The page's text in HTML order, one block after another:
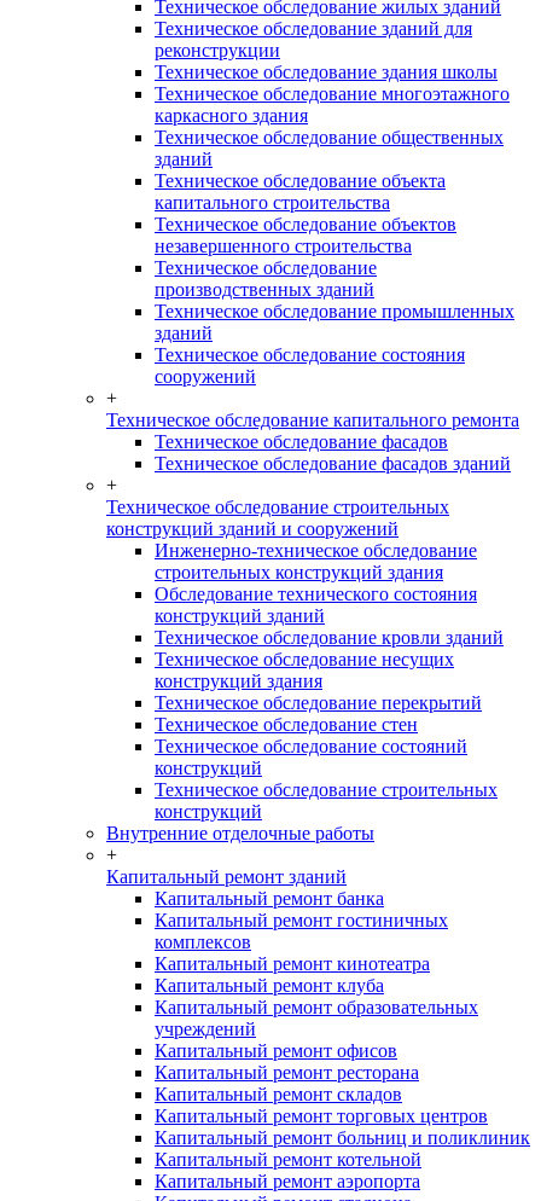
Техническое обследование жилых зданий
Техническое обследование зданий для
реконструкции
Техническое обследование здания школы
Техническое обследование многоэтажного
каркасного здания
Техническое обследование общественных
зданий
Техническое обследование объекта
капитального строительства
Техническое обследование объектов
незавершенного строительства
Техническое обследование
производственных зданий
Техническое обследование промышленных
зданий
Техническое обследование состояния
сооружений
+
Техническое обследование капитального ремонта
Техническое обследование фасадов
Техническое обследование фасадов зданий
+
Техническое обследование строительных
конструкций зданий и сооружений
Инженерно-техническое обследование
строительных конструкций здания
Обследование технического состояния
конструкций зданий
Техническое обследование кровли зданий
Техническое обследование несущих
конструкций здания
Техническое обследование перекрытий
Техническое обследование стен
Техническое обследование состояний
конструкций
Техническое обследование строительных
конструкций
Внутренние отделочные работы
+
Капитальный ремонт зданий
Капитальный ремонт банка
Капитальный ремонт гостиничных
комплексов
Капитальный ремонт кинотеатра
Капитальный ремонт клуба
Капитальный ремонт образовательных
учреждений
Капитальный ремонт офисов
Капитальный ремонт ресторана
Капитальный ремонт складов
Капитальный ремонт торговых центров
Капитальный ремонт больниц и поликлиник
Капитальный ремонт котельной
Капитальный ремонт аэропорта